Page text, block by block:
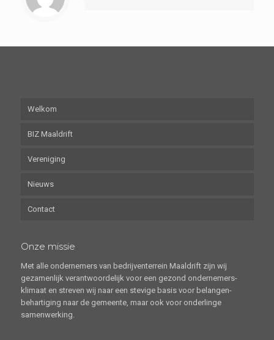
Welkom
BIZ Maaldrift
Vereniging
Nieuws
Contact
Onze missie
Met alle ondernemers van bedrijventerrein Maaldrift zijn wij
gezamenlijk verantwoordelijk voor een gezond ondernemers-
klimaat en streven wij naar een stevige basis voor belangen-
behartiging naar de gemeente, maar ook voor onderlinge
samenwerking.